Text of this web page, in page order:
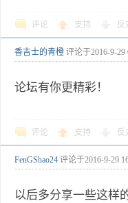
评论 支持 反
香吉士的青橙 评论于2016-9-29
论坛有你更精彩！
评论 支持 反
FenGShao24 评论于2016-9-29
以后多分享一些这样